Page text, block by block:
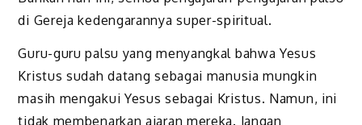
di Gereja kedengarannya super-spiritual.
Guru-guru palsu yang menyangkal bahwa Yesus
Kristus sudah datang sebagai manusia mungkin
masih mengakui Yesus sebagai Kristus. Namun, ini
tidak membenarkan ajaran mereka. Jangan